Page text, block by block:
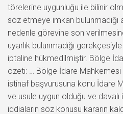
törelerine uygunluğu ile bilinir
söz etmeye imkan bulunmadığı
nedenle görevine son
uyarlık bulunmadığı
iptaline hükmedilmiştir. Bölge
özeti: … Bölge İdare Mahkemesi
istinaf başvurusuna konu İdare
ve usule uygun olduğu ve davalı
iddiaların söz konusu kararın